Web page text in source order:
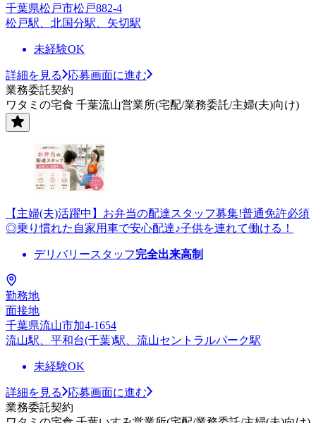
千葉県松戸市松戸882-4
松戸駅、北国分駅、矢切駅
未経験OK
詳細を見る
応募画面に進む
業務委託契約
ワタミの宅食 千葉流山営業所(宅配/業務委託/主婦(夫)向け)
【主婦(夫)活躍中】お弁当の配達スタッフ募集!普通免許必須
◎乗り慣れた自家用車で安心配達♪子供を連れて働ける！
デリバリースタッフ完全出来高制
勤務地
面接地
千葉県流山市加4-1654
流山駅、平和台(千葉)駅、流山セントラルパーク駅
未経験OK
詳細を見る
応募画面に進む
業務委託契約